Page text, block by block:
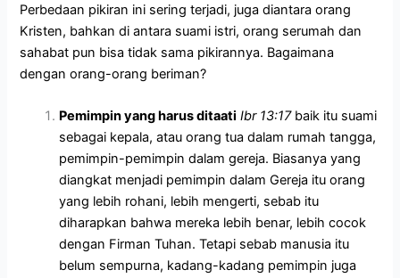
Perbedaan pikiran ini sering terjadi, juga diantara orang
Kristen, bahkan di antara suami istri, orang serumah dan
sahabat pun bisa tidak sama pikirannya. Bagaimana
dengan orang-orang beriman?
Pemimpin yang harus ditaati Ibr 13:17baik itu suami
sebagai kepala, atau orang tua dalam rumah tangga,
pemimpin-pemimpin dalam gereja. Biasanya yang
diangkat menjadi pemimpin dalam Gereja itu orang
yang lebih rohani, lebih mengerti, sebab itu
diharapkan bahwa mereka lebih benar, lebih cocok
dengan Firman Tuhan. Tetapi sebab manusia itu
belum sempurna, kadang-kadang pemimpin juga